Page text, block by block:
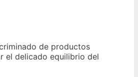
de productos
el delicado equilibrio del